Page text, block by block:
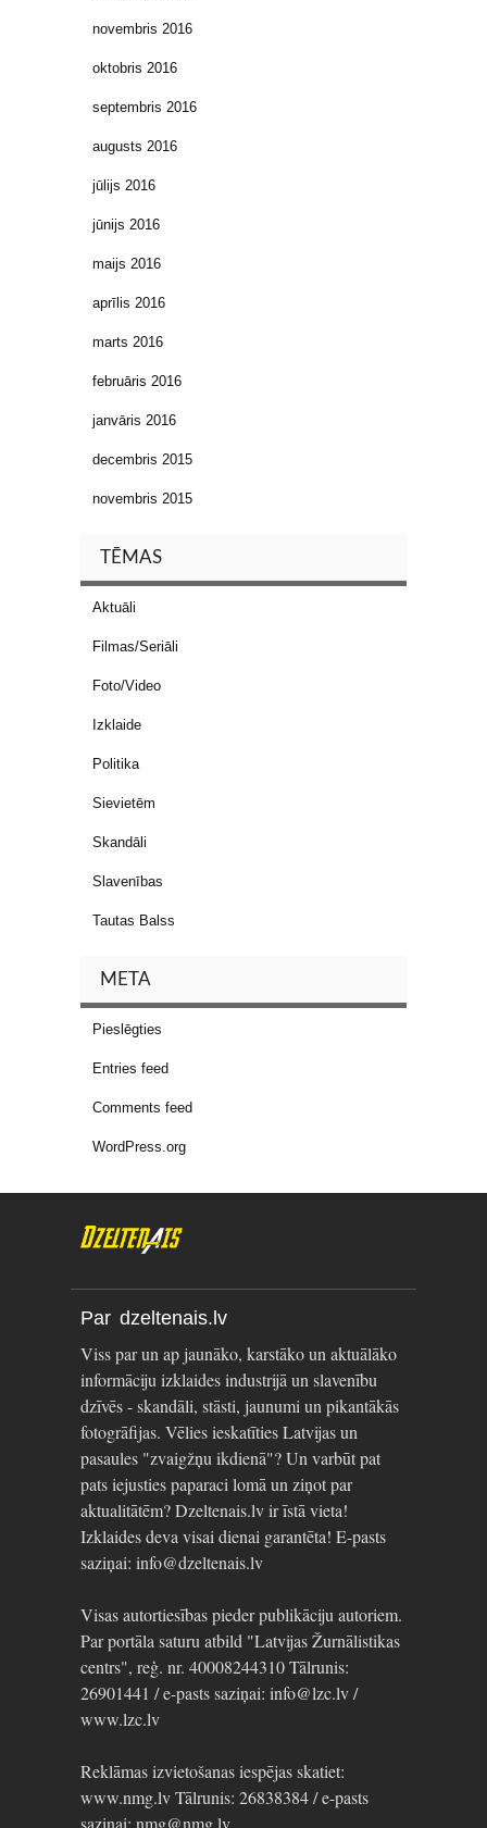
novembris 2016
oktobris 2016
septembris 2016
augusts 2016
jūlijs 2016
jūnijs 2016
maijs 2016
aprīlis 2016
marts 2016
februāris 2016
janvāris 2016
decembris 2015
novembris 2015
TĒMAS
Aktuāli
Filmas/Seriāli
Foto/Video
Izklaide
Politika
Sievietēm
Skandāli
Slavenības
Tautas Balss
META
Pieslēgties
Entries feed
Comments feed
WordPress.org
Par dzeltenais.lv
Viss par un ap jaunāko, karstāko un aktuālāko
informāciju izklaides industrijā un slavenību
dzīvēs - skandāli, stāsti, jaunumi un pikantākās
fotogrāfijas. Vēlies ieskatīties Latvijas un
pasaules "zvaigžņu ikdienā"? Un varbūt pat
pats iejusties paparaci lomā un ziņot par
aktualitātēm? Dzeltenais.lv ir īstā vieta!
Izklaides deva visai dienai garantēta! E-pasts
saziņai: info@dzeltenais.lv
Visas autortiesības pieder publikāciju autoriem.
Par portāla saturu atbild "Latvijas Žurnālistikas
centrs", reģ. nr. 40008244310 Tālrunis:
26901441 / e-pasts saziņai: info@lzc.lv /
www.lzc.lv
Reklāmas izvietošanas iespējas skatiet:
www.nmg.lv Tālrunis: 26838384 / e-pasts
saziņai: nmg@nmg.lv